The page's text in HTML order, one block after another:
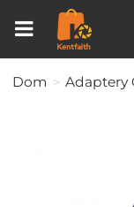
Porównanie
Dom Adaptery